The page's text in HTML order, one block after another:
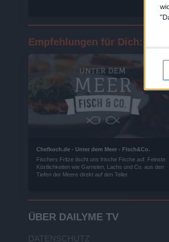
Empfehlungen für Dich:
Chefkoch.de - Unter dem Meer - Fisch&Co.
Fischers Fritze tischt uns frische Fische auf. Feinste
Köstlichkeiten wie Garnelen, Lachs und Co. aus den
Tiefen der Meere direkt auf den Teller.
ÜBER DAILYME TV
DATENSCHUTZ